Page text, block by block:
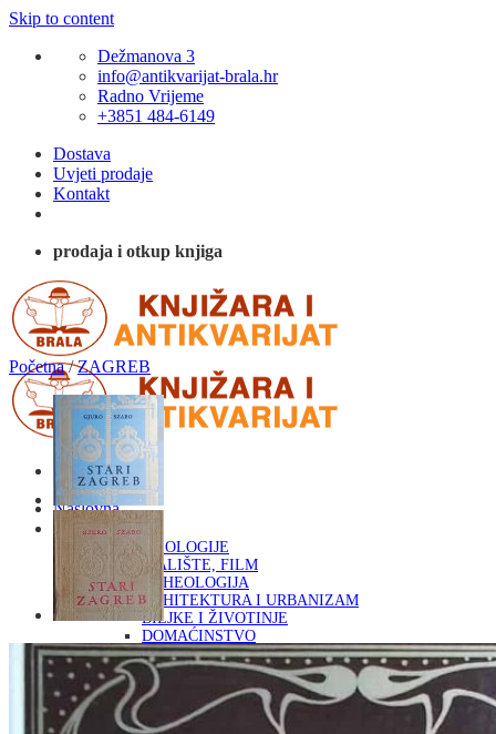
Skip to content
Dežmanova 3
info@antikvarijat-brala.hr
Radno Vrijeme
+3851 484-6149
Dostava
Uvjeti prodaje
Kontakt
prodaja i otkup knjiga
Naslovna
KNJIGE
OD ARHEOLOGIJE
DO KAZALIŠTE, FILM
ARHEOLOGIJA
ARHITEKTURA I URBANIZAM
BILJKE I ŽIVOTINJE
DOMAĆINSTVO
ENCIKLOPEDIJE I LEKSIKONI
ETNOLOGIJA
FILOZOFIJA, SOCIOLOGIJA, ANTROPOLOGIJA
FOTOGRAFIJA
GLAZBENA UMJETNOST
Početna / ZAGREB